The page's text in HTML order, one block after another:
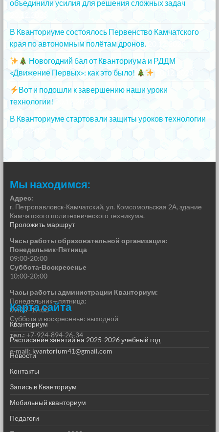
объединили усилия для решения сложных задач
В Кванториуме состоялось Первенство Камчатского
края по автономным полётам дронов.
Новогодний бал от Кванториума и РДДМ
«Движение Первых»: как это было!
Вот и подошли к завершению наши уроки
технологии!
В Кванториуме стартовали защиты уроков технологии
Мы находимся:
Адрес:
г. Петропавловск-Камчатский, ул. Комсомольская 2А, здание
Камчатского политехнического техникума.
Проложить маршрут
Часы работы образовательной организации:
Понедельник-Пятница
09:00-20:00
Суббота-Воскресенье
10:00-20:00
Часы работы администрации Кванториум:
Понедельник—пятница:
09:00–17:00
Суббота и воскресенье: выходной
тел.: +7-924-894-26-34
e-mail: kvantorium41@gmail.com
Карта сайта
Кванториум
Расписание занятий на 2025-2026 учебный год
Новости
Контакты
Запись в Кванториум
Мобильный кванториум
Педагоги